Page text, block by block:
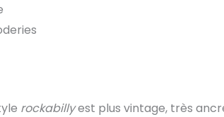
rockabillyest plus vintage, très